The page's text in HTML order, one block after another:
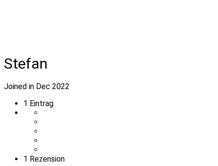
Stefan
Joined in Dec 2022
1 Eintrag
1 Rezension